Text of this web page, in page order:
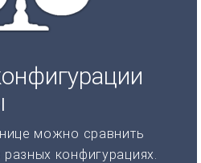
можно сравнить
конфигурациях.